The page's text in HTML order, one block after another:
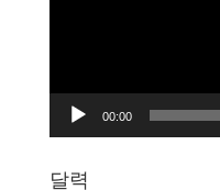
00:00
달력